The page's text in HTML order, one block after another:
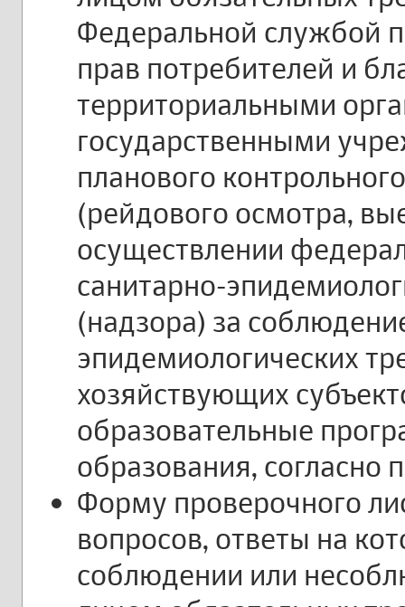
Федеральной службой
прав потребителей и
территориальными
государственными
планового
(рейдового осмотра,
осуществлении
санитарно-
(надзора) за
эпидемиологических
хозяйствующих
образовательные
образования,
Форму проверочного
вопросов, ответы на
соблюдении или